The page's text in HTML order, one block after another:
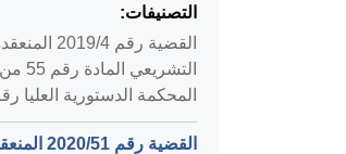
التصنيفات:
المحكمة الدستورية العليا رقم (3) لسنة 2006م
القضية رقم ‎51‏/‎2020‏ المنعقدة في محكمة النقض بتاريخ ‎2020-04-30‏